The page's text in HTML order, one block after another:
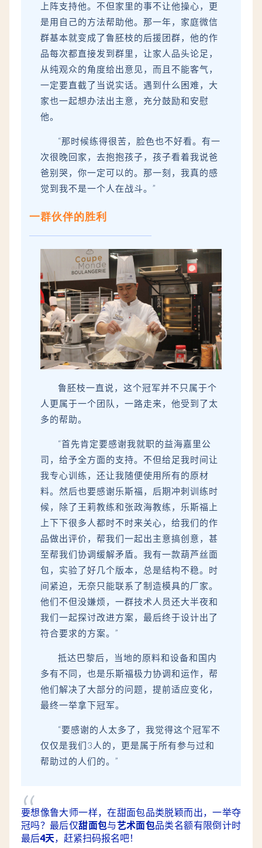
上阵支持他。不但家里的事不让他操心，更
是用自己的方法帮助他。那一年，家庭微信
群基本就变成了鲁胚枝的后援团群，他的作
品每次都直接发到群里，让家人品头论足，
从纯观众的角度给出意见，而且不能客气，
一定要直截了当说实话。遇到什么困难，大
家也一起想办法出主意，充分鼓励和安慰
他。
“那时候练得很苦，脸色也不好看。有一
次很晚回家，去抱抱孩子，孩子看着我说爸
爸别哭，你一定可以的。那一刻，我真的感
觉到我不是一个人在战斗。”
一群伙伴的胜利
鲁胚枝一直说，这个冠军并不只属于个
人更属于一个团队，一路走来，他受到了太
多的帮助。
“首先肯定要感谢我就职的益海嘉里公
司，给予全方面的支持。不但给足我时间让
我专心训练，还让我随便使用所有的原材
料。然后也要感谢乐斯福，后期冲刺训练时
候，除了王莉教练和张政海教练，乐斯福上
上下下很多人都时不时来关心，给我们的作
品做出评价，帮我们一起出主意搞创意，甚
至帮我们协调缓解矛盾。我有一款葫芦丝面
包，实验了好几个版本，总是结构不稳。时
间紧迫，无奈只能联系了制造模具的厂家。
他们不但没嫌烦，一群技术人员还大半夜和
我们一起探讨改进方案，最后终于设计出了
符合要求的方案。”
抵达巴黎后，当地的原料和设备和国内
多有不同，也是乐斯福极力协调和运作，帮
他们解决了大部分的问题，提前适应变化，
最终一举拿下冠军。
“要感谢的人太多了，我觉得这个冠军不
仅仅是我们3人的，更是属于所有参与过和
帮助过的人们的。”
“
要想像鲁大师一样，在甜面包品类脱颖而出，一举夺
冠吗？最后仅甜面包与艺术面包品类名额有限倒计时
最后4天，赶紧扫码报名吧！